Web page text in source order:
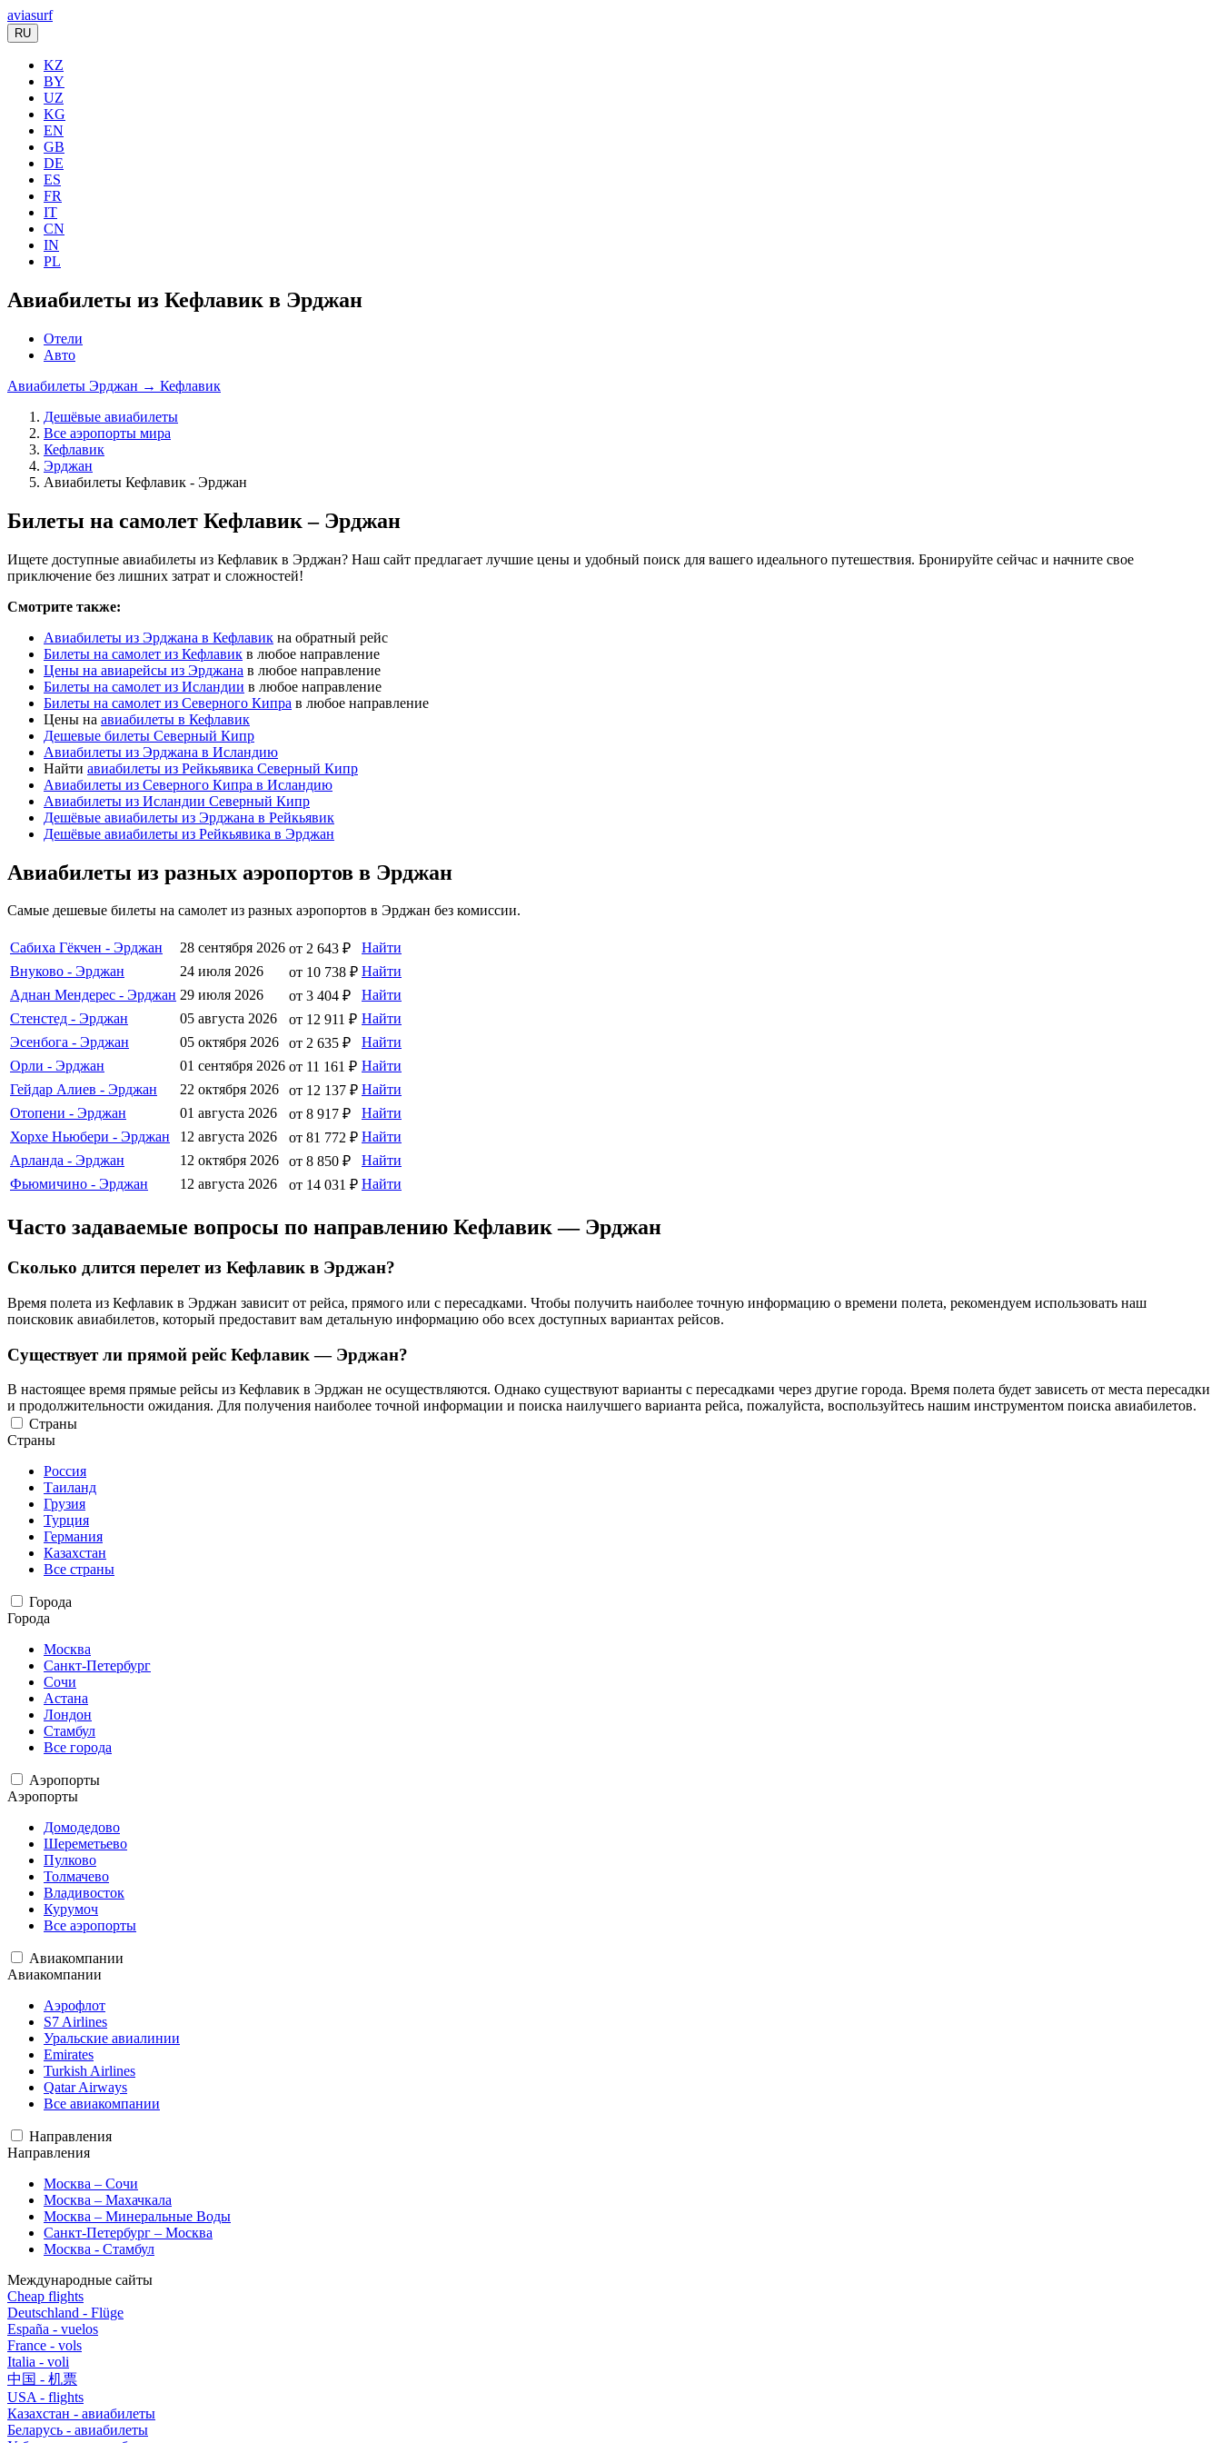
aviasurf
RU
KZ
BY
UZ
KG
EN
GB
DE
ES
FR
IT
CN
IN
PL
Авиабилеты из Кефлавик в Эрджан
Отели
Авто
Авиабилеты Эрджан → Кефлавик
Дешёвые авиабилеты
Все аэропорты мира
Кефлавик
Эрджан
Авиабилеты Кефлавик - Эрджан
Билеты на самолет Кефлавик – Эрджан
Ищете доступные авиабилеты из Кефлавик в Эрджан? Наш сайт предлагает лучшие цены и удобный поиск для вашего идеального путешествия. Бронируйте сейчас и начните свое
приключение без лишних затрат и сложностей!
Смотрите также:
Авиабилеты из Эрджана в Кефлавик на обратный рейс
Билеты на самолет из Кефлавик в любое направление
Цены на авиарейсы из Эрджана в любое направление
Билеты на самолет из Исландии в любое направление
Билеты на самолет из Северного Кипра в любое направление
Цены на авиабилеты в Кефлавик
Дешевые билеты Северный Кипр
Авиабилеты из Эрджана в Исландию
Найти авиабилеты из Рейкьявика Северный Кипр
Авиабилеты из Северного Кипра в Исландию
Авиабилеты из Исландии Северный Кипр
Дешёвые авиабилеты из Эрджана в Рейкьявик
Дешёвые авиабилеты из Рейкьявика в Эрджан
Авиабилеты из разных аэропортов в Эрджан
Самые дешевые билеты на самолет из разных аэропортов в Эрджан без комиссии.
Сабиха Гёкчен - Эрджан 28 сентября 2026 от 2 643 ₽
Найти
Внуково - Эрджан
24 июля 2026 от 10 738 ₽ Найти
Аднан Мендерес - Эрджан 29 июля 2026 от 3 404 ₽
Найти
Стенстед - Эрджан
05 августа 2026 от 12 911 ₽ Найти
Эсенбога - Эрджан
05 октября 2026 от 2 635 ₽
Найти
Орли - Эрджан
01 сентября 2026 от 11 161 ₽ Найти
Гейдар Алиев - Эрджан
22 октября 2026 от 12 137 ₽ Найти
Отопени - Эрджан
01 августа 2026 от 8 917 ₽
Найти
Хорхе Ньюбери - Эрджан
12 августа 2026 от 81 772 ₽ Найти
Арланда - Эрджан
12 октября 2026 от 8 850 ₽
Найти
Фьюмичино - Эрджан
12 августа 2026 от 14 031 ₽ Найти
Часто задаваемые вопросы по направлению Кефлавик — Эрджан
Сколько длится перелет из Кефлавик в Эрджан?
Время полета из Кефлавик в Эрджан зависит от рейса, прямого или с пересадками. Чтобы получить наиболее точную информацию о времени полета, рекомендуем использовать наш
поисковик авиабилетов, который предоставит вам детальную информацию обо всех доступных вариантах рейсов.
Существует ли прямой рейс Кефлавик — Эрджан?
В настоящее время прямые рейсы из Кефлавик в Эрджан не осуществляются. Однако существуют варианты с пересадками через другие города. Время полета будет зависеть от места пересадки
и продолжительности ожидания. Для получения наиболее точной информации и поиска наилучшего варианта рейса, пожалуйста, воспользуйтесь нашим инструментом поиска авиабилетов.
Страны
Страны
Россия
Таиланд
Грузия
Турция
Германия
Казахстан
Все страны
Города
Города
Москва
Санкт-Петербург
Сочи
Астана
Лондон
Стамбул
Все города
Аэропорты
Аэропорты
Домодедово
Шереметьево
Пулково
Толмачево
Владивосток
Курумоч
Все аэропорты
Авиакомпании
Авиакомпании
Аэрофлот
S7 Airlines
Уральские авиалинии
Emirates
Turkish Airlines
Qatar Airways
Все авиакомпании
Направления
Направления
Москва – Сочи
Москва – Махачкала
Москва – Минеральные Воды
Санкт-Петербург – Москва
Москва - Стамбул
Международные сайты
Cheap flights
Deutschland - Flüge
España - vuelos
France - vols
Italia - voli
中国 - 机票
USA - flights
Казахстан - авиабилеты
Беларусь - авиабилеты